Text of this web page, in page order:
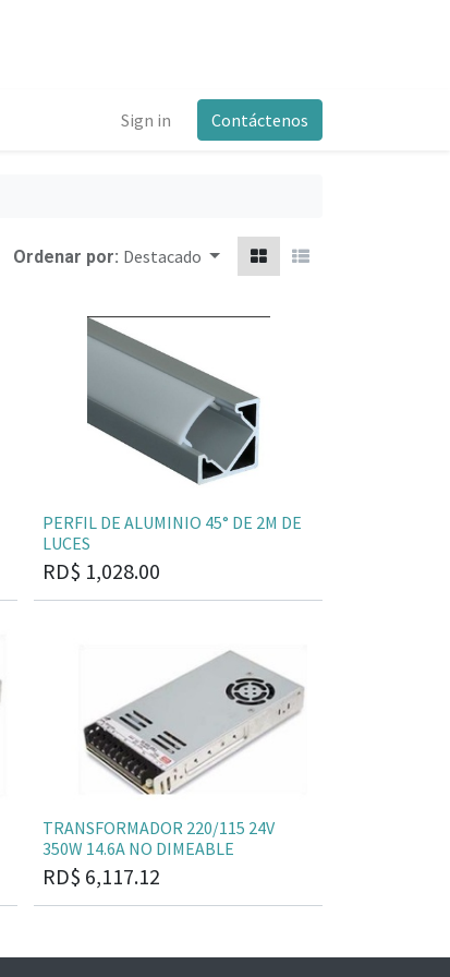
Sign in Contáctenos
Ordenar por: Destacado
PERFIL DE ALUMINIO 45° DE 2M DE
LUCES
RD$ 1,028.00
TRANSFORMADOR 220/115 24V
350W 14.6A NO DIMEABLE
RD$ 6,117.12